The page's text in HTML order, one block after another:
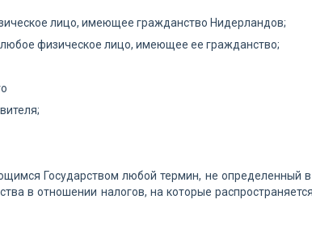
лицо, имеющее гражданство Нидерландов;
физическое лицо, имеющее ее гражданство;
Государством любой термин, не определенный в
в отношении налогов, на которые